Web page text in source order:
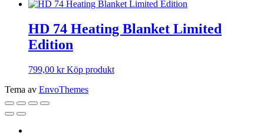
HD 74 Heating Blanket Limited
Edition
799,00 kr Köp produkt
Tema av EnvoThemes